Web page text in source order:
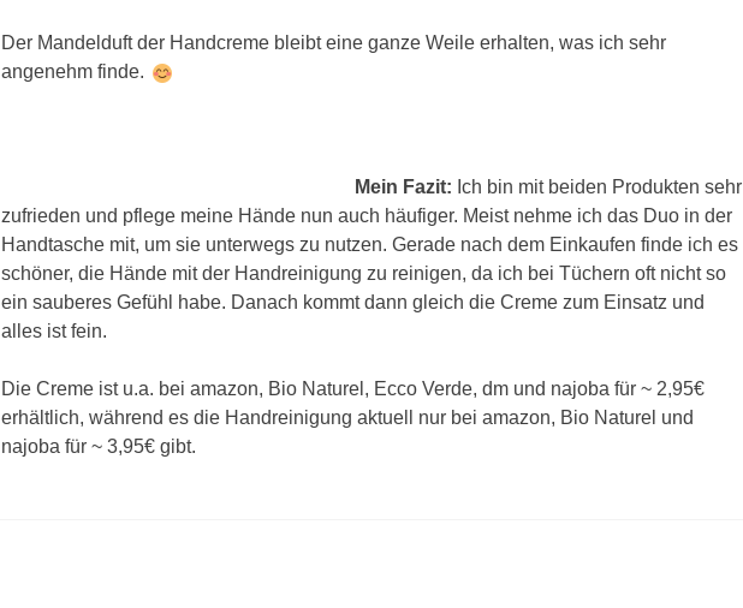
Der Mandelduft der Handcreme bleibt eine ganze Weile erhalten, was ich sehr
angenehm finde.
Mein Fazit: Ich bin mit beiden Produkten sehr
zufrieden und pflege meine Hände nun auch häufiger. Meist nehme ich das Duo in der
Handtasche mit, um sie unterwegs zu nutzen. Gerade nach dem Einkaufen finde ich es
schöner, die Hände mit der Handreinigung zu reinigen, da ich bei Tüchern oft nicht so
ein sauberes Gefühl habe. Danach kommt dann gleich die Creme zum Einsatz und
alles ist fein.
Die Creme ist u.a. bei amazon, Bio Naturel, Ecco Verde, dm und najoba für ~ 2,95€
erhältlich, während es die Handreinigung aktuell nur bei amazon, Bio Naturel und
najoba für ~ 3,95€ gibt.